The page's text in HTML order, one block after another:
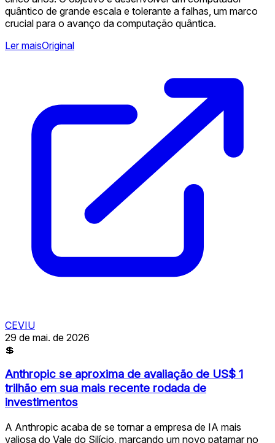
quântico de grande escala e tolerante a falhas, um marco
crucial para o avanço da computação quântica.
Ler maisOriginal
CEVIU
29 de mai. de 2026
💲
Anthropic se aproxima de avaliação de US$ 1
trilhão em sua mais recente rodada de
investimentos
A Anthropic acaba de se tornar a empresa de IA mais
valiosa do Vale do Silício, marcando um novo patamar no